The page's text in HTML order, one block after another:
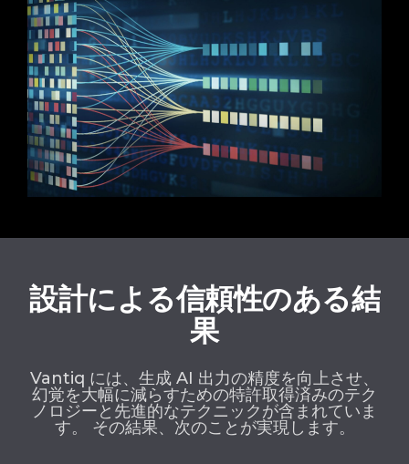
設計による信頼性のある結
果
Vantiq には、生成 AI 出力の精度を向上させ、
幻覚を大幅に減らすための特許取得済みのテク
ノロジーと先進的なテクニックが含まれていま
す。 その結果、次のことが実現します。